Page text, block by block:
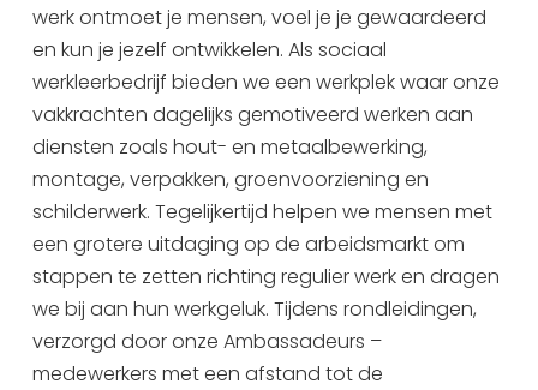
Uitgaan in Sneek
Overnachten in Sneek
Citygame Escapegame Sneek
Interactieve plattegrond van Sneek
Winkelen in Sneek
Bootverhuur
werk ontmoet je mensen, voel je je gewaardeerd
en kun je jezelf ontwikkelen. Als sociaal
werkleerbedrijf bieden we een werkplek waar onze
vakkrachten dagelijks gemotiveerd werken aan
diensten zoals hout- en metaalbewerking,
montage, verpakken, groenvoorziening en
schilderwerk. Tegelijkertijd helpen we mensen met
een grotere uitdaging op de arbeidsmarkt om
stappen te zetten richting regulier werk en dragen
we bij aan hun werkgeluk. Tijdens rondleidingen,
verzorgd door onze Ambassadeurs –
medewerkers met een afstand tot de